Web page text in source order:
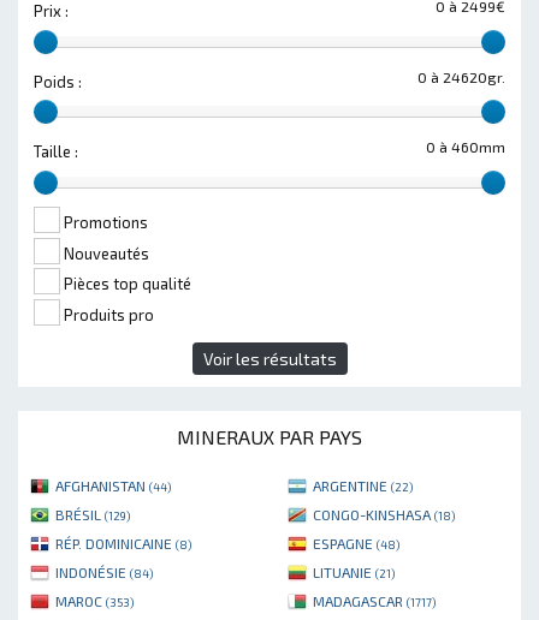
0 à 2499€
Prix :
0 à 24620gr.
Poids :
0 à 460mm
Taille :
Promotions
Nouveautés
Pièces top qualité
Produits pro
Voir les résultats
MINERAUX PAR PAYS
AFGHANISTAN (44) ARGENTINE (22)
BRÉSIL (129) CONGO-KINSHASA (18)
RÉP. DOMINICAINE (8) ESPAGNE (48)
INDONÉSIE (84) LITUANIE (21)
MAROC (353) MADAGASCAR (1717)